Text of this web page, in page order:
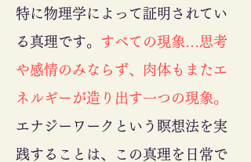
特に物理学によって証明されてい
る真理です。 すべての現象…思考
や感情のみならず、肉体もまたエ
ネルギーが造り出す一つの現象。
エナジーワークという瞑想法を実
践することは、この真理を日常で